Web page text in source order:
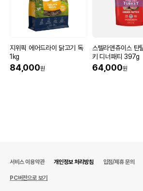
지위픽 에어드라이 닭고기 독
1kg
84,000원
스텔라앤츄이스 탄
키 디너패티 397g
64,000원
서비스 이용약관 개인정보 처리방침 입점/제휴 문의
PC버전으로 보기